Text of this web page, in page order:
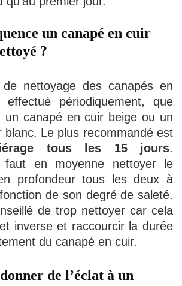
un canapé en cuir
?
nettoyage des canapés en
périodiquement, que
un canapé en cuir beige ou un
blanc. Le plus recommandé est
tous les 15 jours.
faut en moyenne nettoyer le
profondeur tous les deux à
de son degré de saleté.
de trop nettoyer car cela
inverse et raccourcir la durée
du canapé en cuir.
de l’éclat à un